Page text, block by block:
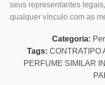
seus representantes
qualquer vínculo com as
Categoria:
Tags: CONTRATIPO
PERFUME SIMILAR